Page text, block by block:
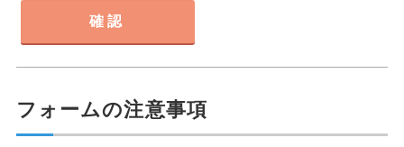
フォームの注意事項